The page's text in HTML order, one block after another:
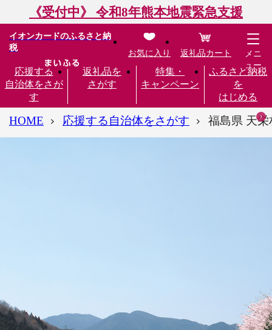
《受付中》 令和8年熊本地震緊急支援
イオンカードのふるさと納
税
応援する
自治体をさが
す
返礼品を
さがす
特集・
キャンペーン
ふるさと納税
を
はじめる
お気に入り 返礼品カート
メニ
ュー
HOME 応援する自治体をさがす 福島県 天栄